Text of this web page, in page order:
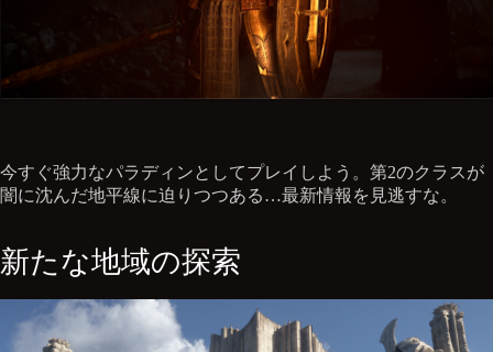
今すぐ強力なパラディンとしてプレイしよう。第2のクラスが
闇に沈んだ地平線に迫りつつある…最新情報を見逃すな。
新たな地域の探索